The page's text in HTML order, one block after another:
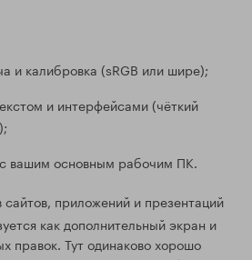
и калибровка (sRGB или шире);
и интерфейсами (чёткий
с вашим основным рабочим ПК.
сайтов, приложений и презентаций
как дополнительный экран и
правок. Тут одинаково хорошо